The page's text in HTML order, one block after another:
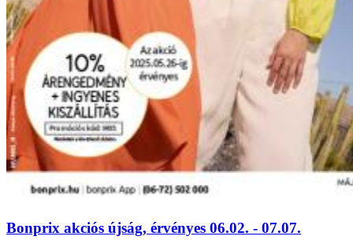
Bonprix akciós újság, érvényes 06.02. - 07.07.